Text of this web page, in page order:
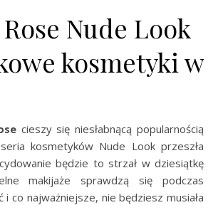
Nude Look
kosmetyki w
cieszy się niesłabnącą popularnością
kosmetyków Nude Look przeszła
będzie to strzał w dziesiątkę
makijaże sprawdzą się podczas
i co najważniejsze, nie będziesz musiała